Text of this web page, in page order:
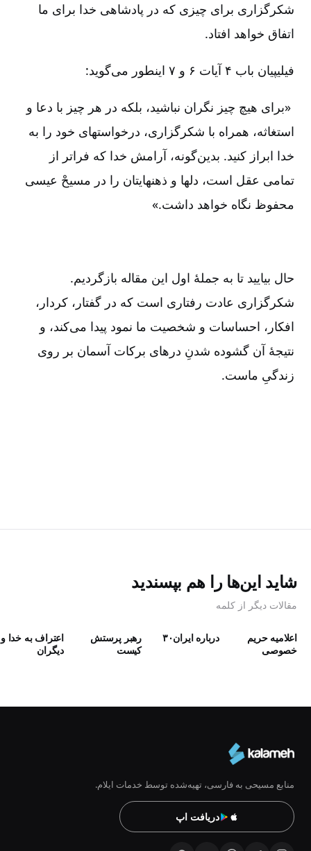
شکرگزاری برای چیزی که در پادشاهی خدا برای ما
اتفاق خواهد افتاد.
فیلیپیان باب ۴ آیات ۶ و ۷ اینطور می‌گوید:
«برای هیچ چیز نگران نباشید، بلکه در هر چیز با دعا و
استغاثه، همراه با شکرگزاری، درخواستهای خود را به
خدا ابراز کنید. بدین‌گونه، آرامش خدا که فراتر از
تمامی عقل است، دلها و ذهنهایتان را در مسیحْ عیسی
محفوظ نگاه خواهد داشت.»
حال بیایید تا به جملۀ اول این مقاله بازگردیم.
شکرگزاری عادت رفتاری است که در گفتار، کردار،
افکار، احساسات و شخصیت ما نمود پیدا می‌کند، و
نتیجۀ آن گشوده‌ شدنِ درهای برکات آسمان بر روی
زندگیِ ماست.
شاید این‌ها را هم بپسندید
مقالات دیگر از کلمه
اعلامیه حریم
خصوصی
درباره ایران۳۰
رهبر پرستش
كيست
اعتراف به خدا و
دیگران
منابع مسیحی به فارسی، تهیه‌شده توسط خدمات ایلام.
دریافت اپ